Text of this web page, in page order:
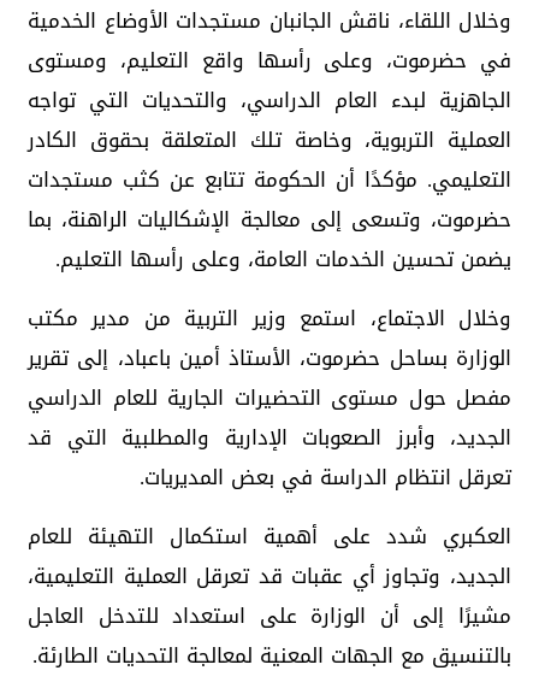
وخلال اللقاء، ناقش الجانبان مستجدات الأوضاع الخدمية
في حضرموت، وعلى رأسها واقع التعليم، ومستوى
الجاهزية لبدء العام الدراسي، والتحديات التي تواجه
العملية التربوية، وخاصة تلك المتعلقة بحقوق الكادر
التعليمي. مؤكدًا أن الحكومة تتابع عن كثب مستجدات
حضرموت، وتسعى إلى معالجة الإشكاليات الراهنة، بما
يضمن تحسين الخدمات العامة، وعلى رأسها التعليم.
وخلال الاجتماع، استمع وزير التربية من مدير مكتب
الوزارة بساحل حضرموت، الأستاذ أمين باعباد، إلى تقرير
مفصل حول مستوى التحضيرات الجارية للعام الدراسي
الجديد، وأبرز الصعوبات الإدارية والمطلبية التي قد
تعرقل انتظام الدراسة في بعض المديريات.
العكبري شدد على أهمية استكمال التهيئة للعام
الجديد، وتجاوز أي عقبات قد تعرقل العملية التعليمية،
مشيرًا إلى أن الوزارة على استعداد للتدخل العاجل
بالتنسيق مع الجهات المعنية لمعالجة التحديات الطارئة.